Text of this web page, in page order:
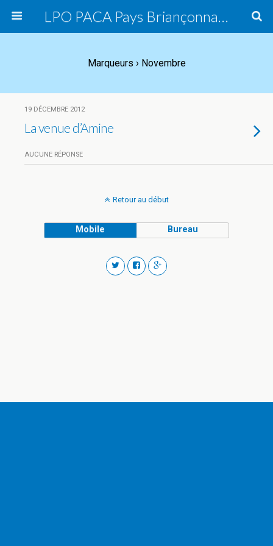
LPO PACA Pays Briançonnais, groupe local
Marqueurs › Novembre
19 DÉCEMBRE 2012
La venue d’Amine
AUCUNE RÉPONSE
Retour au début
Mobile Bureau